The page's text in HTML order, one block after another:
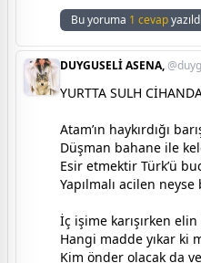
Bu yoruma 1 cevapyazıldı
DUYGUSELİ ASENA,
YURTTA SULH
Atam’ın haykırdığı
Düşman bahane ile
Esir etmektir Türk’ü
Yapılmalı acilen
İç işime karışırken elin
Hangi madde yıkar ki
Kim önder olacak da